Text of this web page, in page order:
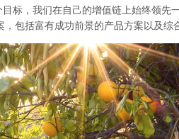
标，我们在自己的增值链上始终领先
包括富有成功前景的产品方案以及综